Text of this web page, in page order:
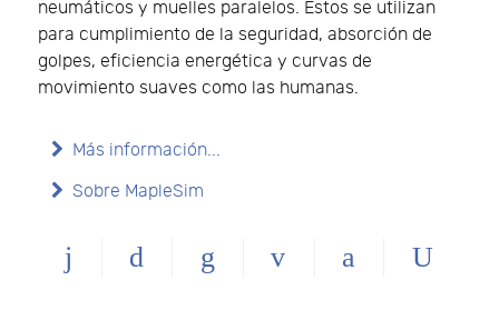
neumáticos y muelles paralelos. Estos se utilizan
para cumplimiento de la seguridad, absorción de
golpes, eficiencia energética y curvas de
movimiento suaves como las humanas.
Más información...
Sobre MapleSim